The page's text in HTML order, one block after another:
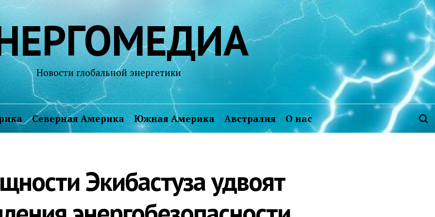
Новости глобальной энергетики
Северная Америка Южная Америка Австралия О нас
Экибастуза удвоят